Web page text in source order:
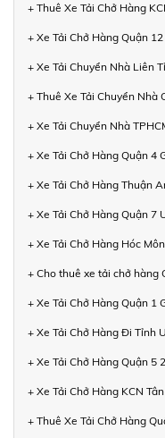
+ Thuê Xe Tải Chở Hàng
+ Xe Tải Chở Hàng Quận
+ Xe Tải Chuyển Nhà Liên
+ Thuê Xe Tải Chuyển Nhà
+ Xe Tải Chuyển Nhà
+ Xe Tải Chở Hàng Quận 4
+ Xe Tải Chở Hàng Thuận
+ Xe Tải Chở Hàng Quận 7
+ Xe Tải Chở Hàng Hóc
+ Cho thuê xe tải chở hàng
+ Xe Tải Chở Hàng Quận 1
+ Xe Tải Chở Hàng Đi Tỉnh
+ Xe Tải Chở Hàng Quận 5
+ Xe Tải Chở Hàng KCN
+ Thuê Xe Tải Chở Hàng